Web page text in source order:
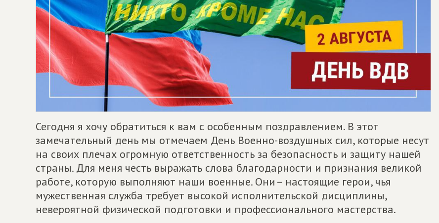
Сегодня я хочу обратиться к вам с особенным поздравлением. В этот
замечательный день мы отмечаем День Военно-воздушных сил, которые несут
на своих плечах огромную ответственность за безопасность и защиту нашей
страны. Для меня честь выражать слова благодарности и признания великой
работе, которую выполняют наши военные. Они – настоящие герои, чья
мужественная служба требует высокой исполнительской дисциплины,
невероятной физической подготовки и профессионального мастерства.